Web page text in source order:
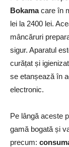
Bokamacare în
lei la 2400 lei.
mâncăruri
sigur. Aparatul
curățat și
se etanșează în
electronic.
Pe lângă aceste
gamă bogată și
precum: